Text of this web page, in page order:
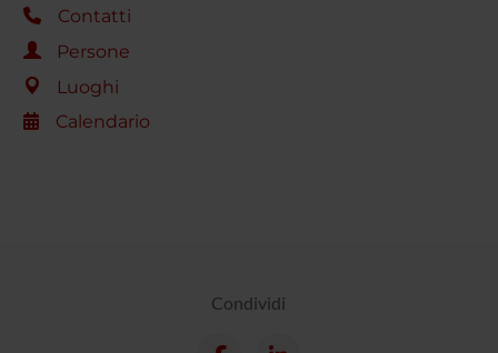
Contatti
Persone
Luoghi
Calendario
Condividi